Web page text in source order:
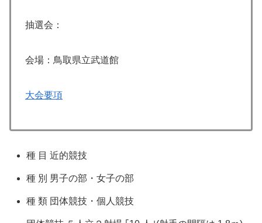
抽選会：
会場：鳥取県立武道館
大会要項
種 目 近的競技
種 別 男子の部・女子の部
種 類 団体競技・個人競技